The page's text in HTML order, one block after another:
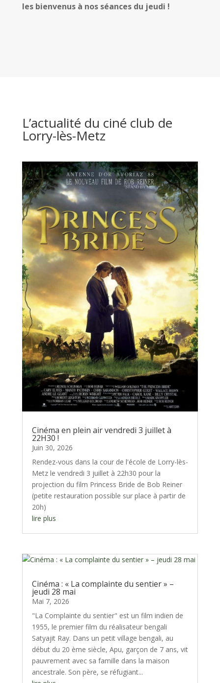
les bienvenus à nos séances du jeudi !
L’actualité du ciné club de
Lorry-lès-Metz
Cinéma en plein air vendredi 3 juillet à
22H30 !
Juin 30, 2026
Rendez-vous dans la cour de l'école de Lorry-lès-
Metz le vendredi 3 juillet à 22h30 pour la
projection du film Princess Bride de Bob Reiner
(petite restauration possible sur place à partir de
20h)
lire plus
Cinéma : « La complainte du sentier » –
jeudi 28 mai
Mai 7, 2026
"La Complainte du sentier" est un film indien de
1955, le premier film du réalisateur bengali
Satyajit Ray. Dans un petit village bengali, au
début du 20 ème siècle, Apu, garçon de 7 ans, vit
pauvrement avec sa famille dans la maison
ancestrale. Son père, se réfugiant...